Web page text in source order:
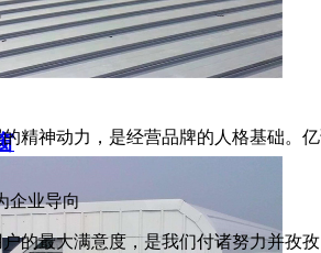
精神动力，是经营品牌的人格基础。
企业导向
的最大满意度，是我们付诸努力并孜